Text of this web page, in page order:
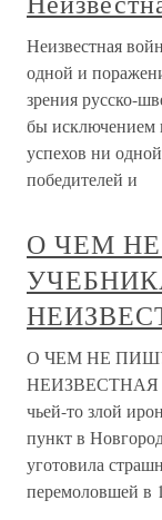
Неизвестная
одной и
зрения русско-
бы исключением
успехов ни
победителей и
О ЧЕМ
О ЧЕМ НЕ
НЕИЗВЕСТНАЯ
чьей-то злой
пункт в
уготовила
перемоловшей в